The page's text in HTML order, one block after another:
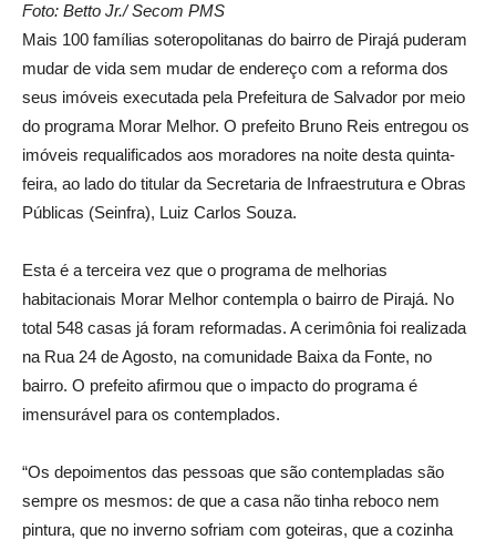
Foto: Betto Jr./ Secom PMS
Mais 100 famílias soteropolitanas do bairro de Pirajá puderam
mudar de vida sem mudar de endereço com a reforma dos
seus imóveis executada pela Prefeitura de Salvador por meio
do programa Morar Melhor. O prefeito Bruno Reis entregou os
imóveis requalificados aos moradores na noite desta quinta-
feira, ao lado do titular da Secretaria de Infraestrutura e Obras
Públicas (Seinfra), Luiz Carlos Souza.
Esta é a terceira vez que o programa de melhorias
habitacionais Morar Melhor contempla o bairro de Pirajá. No
total 548 casas já foram reformadas. A cerimônia foi realizada
na Rua 24 de Agosto, na comunidade Baixa da Fonte, no
bairro. O prefeito afirmou que o impacto do programa é
imensurável para os contemplados.
“Os depoimentos das pessoas que são contempladas são
sempre os mesmos: de que a casa não tinha reboco nem
pintura, que no inverno sofriam com goteiras, que a cozinha